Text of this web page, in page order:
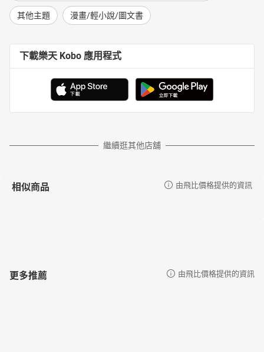
其他主題 漫畫/輕小說/圖文書
下載樂天 Kobo 應用程式
繼續逛其他店舖
相似商品 由飛比價格提供的資訊
更多推薦 由飛比價格提供的資訊